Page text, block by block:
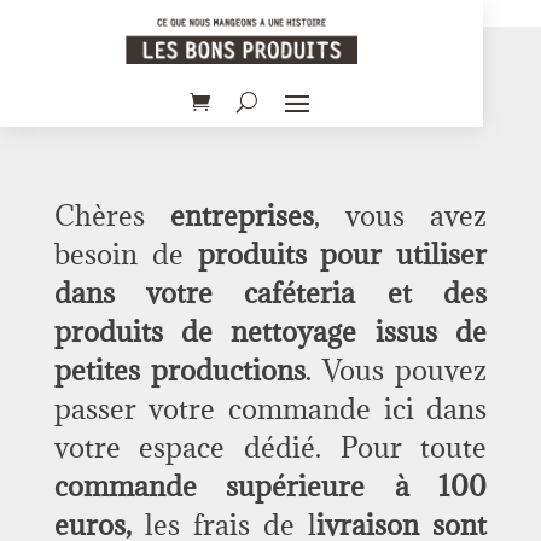
Chères entreprises, vous avez
besoin de produits pour utiliser
dans votre caféteria et des
produits de nettoyage issus de
petites productions. Vous pouvez
passer votre commande ici dans
votre espace dédié. Pour toute
commande supérieure à 100
euros, les frais de livraison sont